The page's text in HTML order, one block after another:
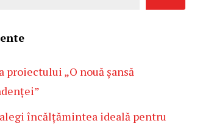
proiectului „O nouă șansă
încălțămintea ideală pentru